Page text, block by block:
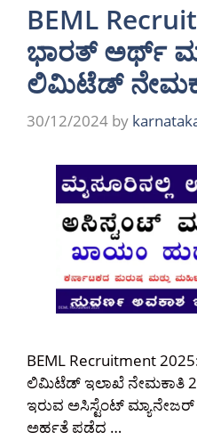
BEML
ಭಾರತ್ ಅರ್ಥ್
ಲಿಮಿಟೆಡ್
30/12/2024 by
BEML Recruitment
ಲಿಮಿಟೆಡ್ ಇಲಾಖೆ ನೇಮಕಾತಿ
ಇರುವ ಅಸಿಸ್ಟೆಂಟ್ ಮ್ಯಾನೇಜರ್
ಅರ್ಹತೆ ಪಡೆದ …